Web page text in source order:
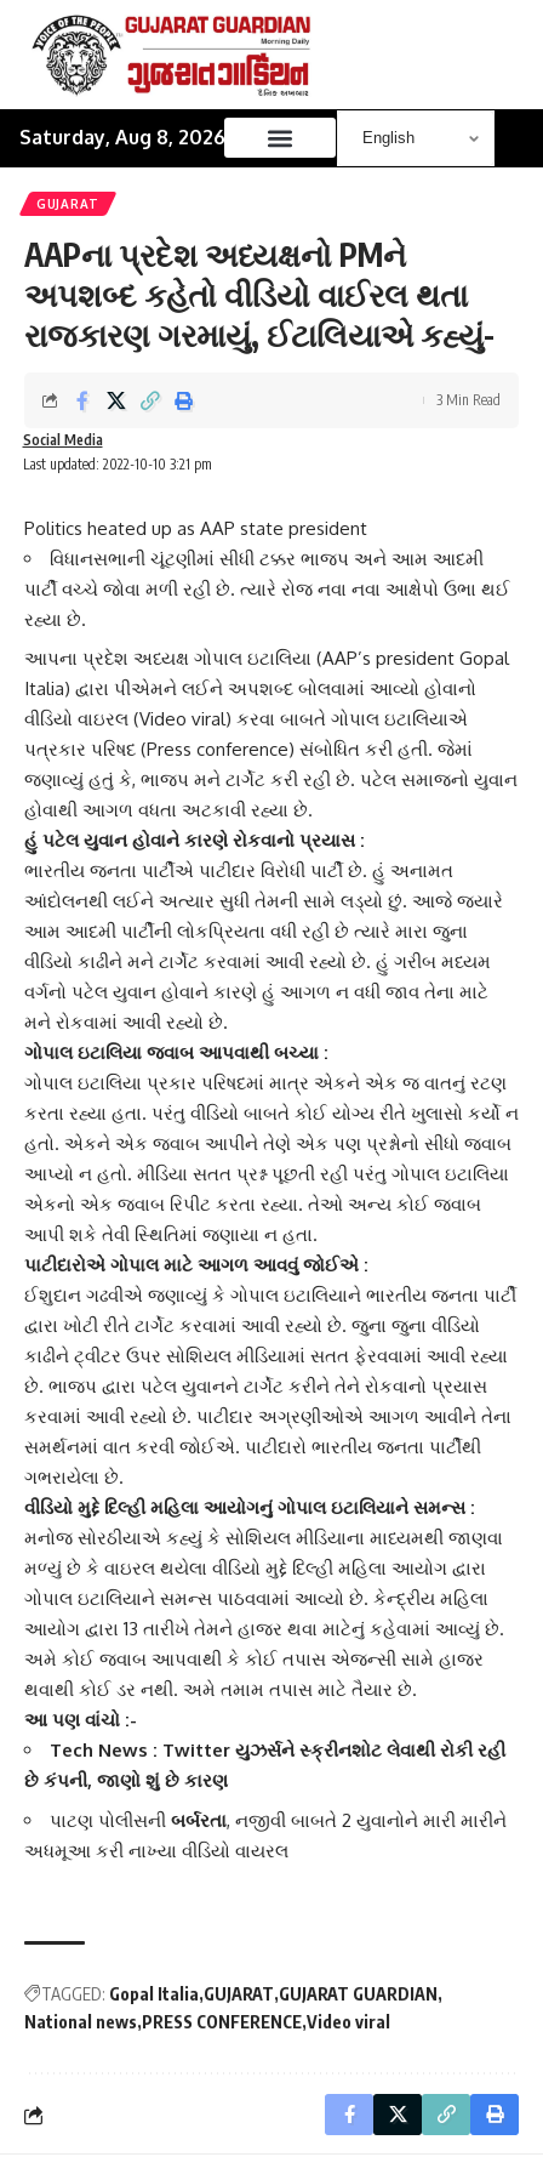
Saturday, Aug 8, 2026
GUJARAT
AAPના પ્રદેશ અધ્યક્ષનો PMને
અપશબ્દ કહેતો વીડિયો વાઈરલ થતા
રાજકારણ ગરમાયું, ઈટાલિયાએ કહ્યું-
Last updated: 2022-10-10 3:21 pm
Social Media
3 Min Read
Politics heated up as AAP state president
વિધાનસભાની ચૂંટણીમાં સીધી ટક્કર ભાજપ અને આમ આદમી
પાર્ટી વચ્ચે જોવા મળી રહી છે. ત્યારે રોજ નવા નવા આક્ષેપો ઉભા થઈ
રહ્યા છે.
આપના પ્રદેશ અધ્યક્ષ ગોપાલ ઇટાલિયા (AAP’s president Gopal
Italia) દ્વારા પીએમને લઈને અપશબ્દ બોલવામાં આવ્યો હોવાનો
વીડિયો વાઇરલ (Video viral) કરવા બાબતે ગોપાલ ઇટાલિયાએ
પત્રકાર પરિષદ (Press conference) સંબોધિત કરી હતી. જેમાં
જણાવ્યું હતું કે, ભાજપ મને ટાર્ગેટ કરી રહી છે. પટેલ સમાજનો યુવાન
હોવાથી આગળ વધતા અટકાવી રહ્યા છે.
હું પટેલ યુવાન હોવાને કારણે રોકવાનો પ્રયાસ :
ભારતીય જનતા પાર્ટીએ પાટીદાર વિરોધી પાર્ટી છે. હું અનામત
આંદોલનથી લઈને અત્યાર સુધી તેમની સામે લડ્યો છું. આજે જ્યારે
આમ આદમી પાર્ટીની લોકપ્રિયતા વધી રહી છે ત્યારે મારા જુના
વીડિયો કાઢીને મને ટાર્ગેટ કરવામાં આવી રહ્યો છે. હું ગરીબ મધ્યમ
વર્ગનો પટેલ યુવાન હોવાને કારણે હું આગળ ન વધી જાવ તેના માટે
મને રોકવામાં આવી રહ્યો છે.
ગોપાલ ઇટાલિયા જવાબ આપવાથી બચ્યા :
ગોપાલ ઇટાલિયા પ્રકાર પરિષદમાં માત્ર એકને એક જ વાતનું રટણ
કરતા રહ્યા હતા. પરંતુ વીડિયો બાબતે કોઈ યોગ્ય રીતે ખુલાસો કર્યો ન
હતો. એકને એક જવાબ આપીને તેણે એક પણ પ્રશ્નોનો સીધો જવાબ
આપ્યો ન હતો. મીડિયા સતત પ્રશ્ન પૂછતી રહી પરંતુ ગોપાલ ઇટાલિયા
એકનો એક જવાબ રિપીટ કરતા રહ્યા. તેઓ અન્ય કોઈ જવાબ
આપી શકે તેવી સ્થિતિમાં જણાયા ન હતા.
પાટીદારોએ ગોપાલ માટે આગળ આવવું જોઈએ :
ઈશુદાન ગઢવીએ જણાવ્યું કે ગોપાલ ઇટાલિયાને ભારતીય જનતા પાર્ટી
દ્વારા ખોટી રીતે ટાર્ગેટ કરવામાં આવી રહ્યો છે. જુના જુના વીડિયો
કાઢીને ટ્વીટર ઉપર સોશિયલ મીડિયામાં સતત ફેરવવામાં આવી રહ્યા
છે. ભાજપ દ્વારા પટેલ યુવાનને ટાર્ગેટ કરીને તેને રોકવાનો પ્રયાસ
કરવામાં આવી રહ્યો છે. પાટીદાર અગ્રણીઓએ આગળ આવીને તેના
સમર્થનમાં વાત કરવી જોઈએ. પાટીદારો ભારતીય જનતા પાર્ટીથી
ગભરાયેલા છે.
વીડિયો મુદ્દે દિલ્હી મહિલા આયોગનું ગોપાલ ઇટાલિયાને સમન્સ :
મનોજ સોરઠીયાએ કહ્યું કે સોશિયલ મીડિયાના માધ્યમથી જાણવા
મળ્યું છે કે વાઇરલ થયેલા વીડિયો મુદ્દે દિલ્હી મહિલા આયોગ દ્વારા
ગોપાલ ઇટાલિયાને સમન્સ પાઠવવામાં આવ્યો છે. કેન્દ્રીય મહિલા
આયોગ દ્વારા 13 તારીખે તેમને હાજર થવા માટેનું કહેવામાં આવ્યું છે.
અમે કોઈ જવાબ આપવાથી કે કોઈ તપાસ એજન્સી સામે હાજર
થવાથી કોઈ ડર નથી. અમે તમામ તપાસ માટે તૈયાર છે.
આ પણ વાંચો :-
Tech News : Twitter યુઝર્સને સ્ક્રીનશોટ લેવાથી રોકી રહી
છે કંપની, જાણો શું છે કારણ
પાટણ પોલીસની બર્બરતા, નજીવી બાબતે 2 યુવાનોને મારી મારીને
અધમૂઆ કરી નાખ્યા વીડિયો વાયરલ
TAGGED: Gopal Italia GUJARAT GUJARAT GUARDIAN
National news PRESS CONFERENCE Video viral